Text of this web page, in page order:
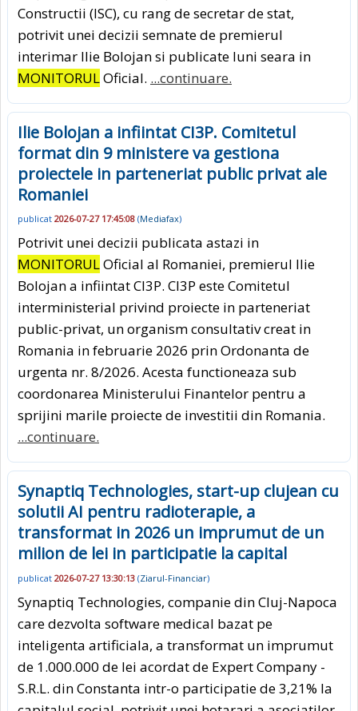
Constructii (ISC), cu rang de secretar de stat,
potrivit unei decizii semnate de premierul
interimar Ilie Bolojan si publicate luni seara in
MONITORULOficial. ...continuare.
Ilie Bolojan a infiintat CI3P. Comitetul
format din 9 ministere va gestiona
proiectele in parteneriat public privat ale
Romaniei
publicat 2026-07-27 17:45:08 (Mediafax)
Potrivit unei decizii publicata astazi in
MONITORULOficial al Romaniei, premierul Ilie
Bolojan a infiintat CI3P. CI3P este Comitetul
interministerial privind proiecte in parteneriat
public-privat, un organism consultativ creat in
Romania in februarie 2026 prin Ordonanta de
urgenta nr. 8/2026. Acesta functioneaza sub
coordonarea Ministerului Finantelor pentru a
sprijini marile proiecte de investitii din Romania.
...continuare.
Synaptiq Technologies, start-up clujean cu
solutii AI pentru radioterapie, a
transformat in 2026 un imprumut de un
milion de lei in participatie la capital
publicat 2026-07-27 13:30:13 (Ziarul-Financiar)
Synaptiq Technologies, companie din Cluj-Napoca
care dezvolta software medical bazat pe
inteligenta artificiala, a transformat un imprumut
de 1.000.000 de lei acordat de Expert Company -
S.R.L. din Constanta intr-o participatie de 3,21% la